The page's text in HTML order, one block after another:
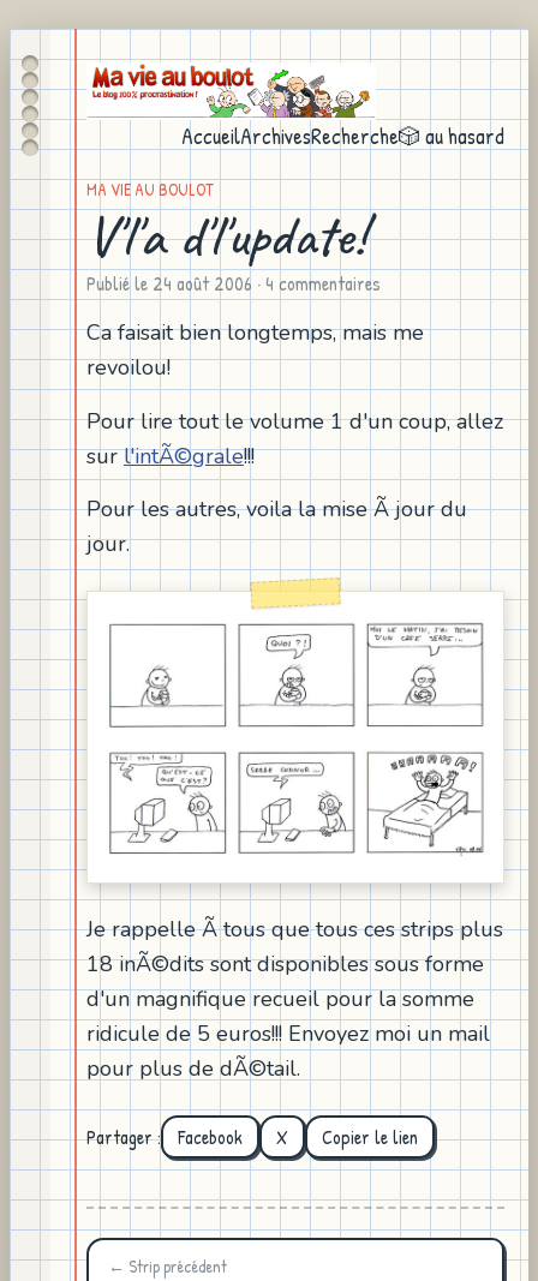
AccueilArchivesRecherche🎲 au hasard
MA VIE AU BOULOT
V'l'a d'l'update!
Publié le 24 août 2006 · 4 commentaires
Ca faisait bien longtemps, mais me
revoilou!
Pour lire tout le volume 1 d'un coup, allez
surl'intÃ©grale!!!
Pour les autres, voila la mise Ã jour du
jour.
Je rappelle Ã tous que tous ces strips plus
18 inÃ©dits sont disponibles sous forme
d'un magnifique recueil pour la somme
ridicule de 5 euros!!! Envoyez moi un mail
pour plus de dÃ©tail.
Partager : Facebook X Copier le lien
← Strip précédent